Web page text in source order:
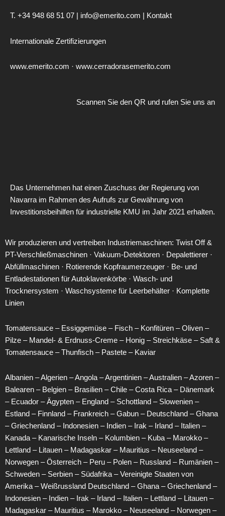
T. +34 948 68 51 07 | info@emerito.com | Kontakt
Internationale Zertifizierungen
www.emerito.com · www.cerradorasemerito.com
Scannen Sie den QR und rufen Sie uns an
Das Unternehmen hat einen Zuschuss der Regierung von
Navarra im Rahmen des Aufrufs zur Gewährung von
Investitionsbeihilfen für industrielle KMU im Jahr 2021 erhalten.
Wir produzieren und vertreiben Industriemaschinen: Twist Off &
PT-Verschließmaschinen · Vakuum-Detektoren · Depalettierer ·
Abfüllmaschinen · Rotierende Kopfraumerzeuger · Be- und
Entladestationen für Autoklavenkörbe · Wasch- und
Trocknersystem · Waschsysteme für Leerbehälter · Komplette
Linien
Tomatensauce – Essiggemüse – Fisch – Konfitüren – Oliven –
Pilze – Mandel- & Erdnuss-Creme – Honig – Streichkäse – Saft &
Tomatensauce – Thunfisch – Pastete – Kaviar
Albanien – Algerien – Angola – Argentinien – Australien – Azoren –
Balearen – Belgien – Brasilien – Chile – Costa Rica – Dänemark
– Ecuador – Ägypten – England – Schottland – Slowenien –
Estland – Finnland – Frankreich – Gabun – Deutschland – Ghana
– Griechenland – Indonesien – Indien – Irak – Irland – Italien –
Kanada – Kanarische Inseln – Kolumbien – Kuba – Marokko –
Lettland – Litauen – Madagaskar – Mauritius – Neuseeland –
Norwegen – Österreich – Peru – Polen – Russland – Rumänien –
Schweden – Serbien – Südafrika – Vereinigte Staaten von
Amerika – Weißrussland Deutschland – Ghana – Griechenland –
Indonesien – Indien – Irak – Irland – Italien – Lettland – Litauen –
Madagaskar – Mauritius – Marokko – Neuseeland – Norwegen –